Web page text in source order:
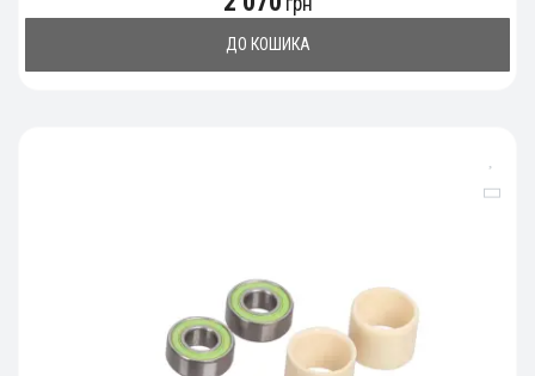
ДО КОШИКА